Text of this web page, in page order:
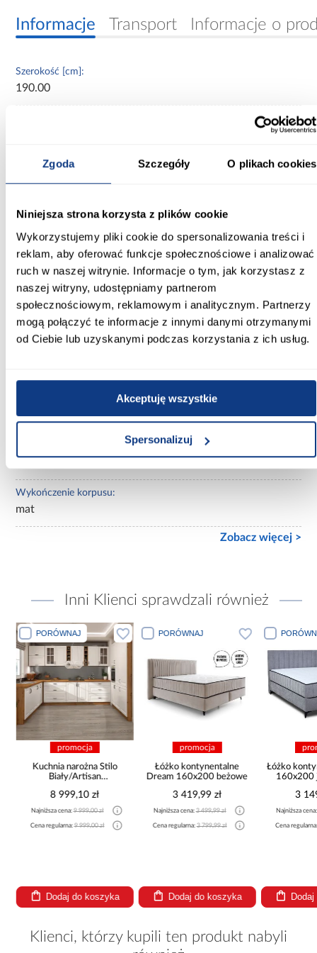
Zgoda Szczegóły O plikach cookies
Niniejsza strona korzysta z plików cookie
Wykorzystujemy pliki cookie do spersonalizowania treści i
reklam, aby oferować funkcje społecznościowe i analizować
ruch w naszej witrynie. Informacje o tym, jak korzystasz z
naszej witryny, udostępniamy partnerom
społecznościowym, reklamowym i analitycznym. Partnerzy
mogą połączyć te informacje z innymi danymi otrzymanymi
od Ciebie lub uzyskanymi podczas korzystania z ich usług.
Akceptuję wszystkie
Spersonalizuj
Informacje Transport Informacje o
Szerokość [cm]:
190.00
Wysokość [cm]:
235.20
Kolor frontów:
Kolor korpusu:
biały
Wybarwienie:
czarne
3-drzwiowa
Wykończenie korpusu:
mat
Zobacz więcej >
Inni Klienci sprawdzali również
PORÓWNAJ
promocja
Kuchnia narożna Stilo
Biały/Artisan
8 999,10 zł
Najniższa cena:9 999,00 zł
Cena regularna:9 999,00 zł
Dodaj do koszyka
PORÓWNAJ
promocja
Łóżko kontynentalne
Dream 160x200 beżowe
3 419,99 zł
Najniższa cena:3 499,99 zł
Cena regularna:3 799,99 zł
Dodaj do koszyka
Łóżko
160x200
3
Najniższa
Cena
Klienci, którzy kupili ten produkt nabyli